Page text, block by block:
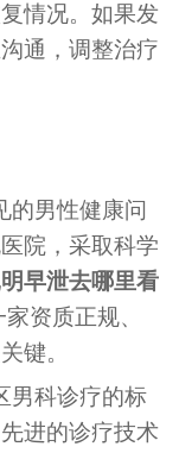
情况。如果发
通，调整治疗
的男性健康问
院，采取科学
早泄去哪里看
资质正规、
键。
男科诊疗的标
进的诊疗技术